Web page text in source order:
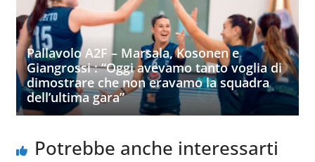
Pallavolo A2F – Marsala, Kosonen e
Giangrossi : “Oggi avevamo tanto voglia di
dimostrare che non eravamo la squadra
dell’ultima gara”
Potrebbe anche interessarti